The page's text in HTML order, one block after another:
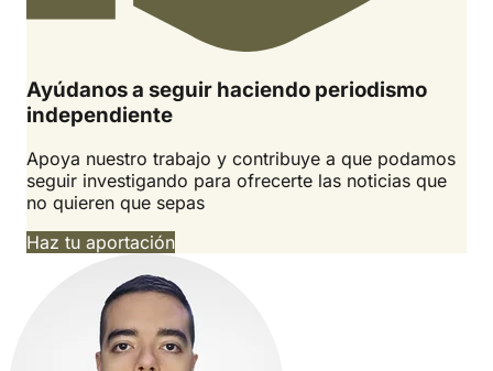
Ayúdanos a seguir haciendo periodismo
independiente
Apoya nuestro trabajo y contribuye a que podamos
seguir investigando para ofrecerte las noticias que
no quieren que sepas
Haz tu aportación